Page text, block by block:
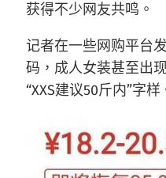
获得不少网友共鸣。
记者在一些网购平台
码，成人女装甚至出现
“XXS建议50斤内”字样